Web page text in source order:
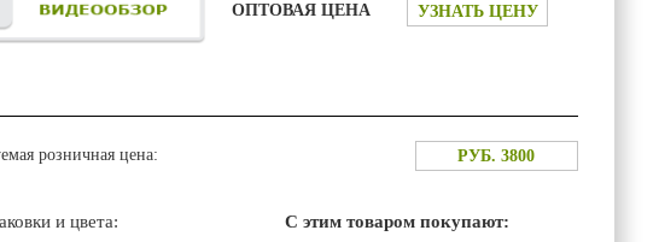
ОПТОВАЯ ЦЕНА УЗНАТЬ ЦЕНУ
розничная цена: РУБ. 3800
и цвета: С этим товаром покупают: